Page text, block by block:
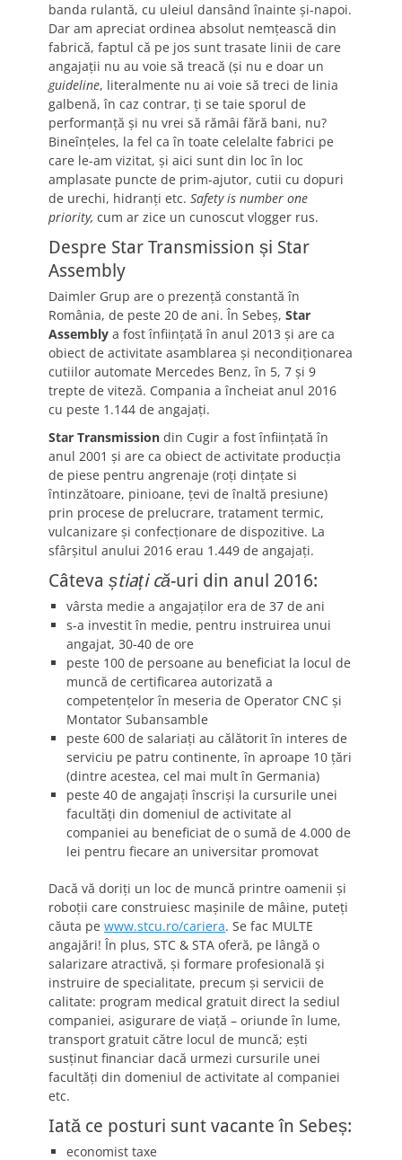
banda rulantă, cu uleiul dansând înainte și-napoi.
Dar am apreciat ordinea absolut nemțească din
fabrică, faptul că pe jos sunt trasate linii de care
angajații nu au voie să treacă (și nu e doar un
guideline, literalmente nu ai voie să treci de linia
galbenă, în caz contrar, ți se taie sporul de
performanță și nu vrei să rămâi fără bani, nu?
Bineînțeles, la fel ca în toate celelalte fabrici pe
care le-am vizitat, și aici sunt din loc în loc
amplasate puncte de prim-ajutor, cutii cu dopuri
de urechi, hidranți etc. Safety is number one
priority, cum ar zice un cunoscut vlogger rus.
Despre Star Transmission și Star
Assembly
Daimler Grup are o prezență constantă în
România, de peste 20 de ani. În Sebeș, Star
Assembly a fost înființată în anul 2013 și are ca
obiect de activitate asamblarea și necondiționarea
cutiilor automate Mercedes Benz, în 5, 7 și 9
trepte de viteză. Compania a încheiat anul 2016
cu peste 1.144 de angajați.
Star Transmission din Cugir a fost înființată în
anul 2001 și are ca obiect de activitate producția
de piese pentru angrenaje (roți dințate si
întinzătoare, pinioane, țevi de înaltă presiune)
prin procese de prelucrare, tratament termic,
vulcanizare și confecționare de dispozitive. La
sfârșitul anului 2016 erau 1.449 de angajați.
Câteva știați că-uri din anul 2016:
vârsta medie a angajaților era de 37 de ani
s-a investit în medie, pentru instruirea unui
angajat, 30-40 de ore
peste 100 de persoane au beneficiat la locul de
muncă de certificarea autorizată a
competențelor în meseria de Operator CNC și
Montator Subansamble
peste 600 de salariați au călătorit în interes de
serviciu pe patru continente, în aproape 10 țări
(dintre acestea, cel mai mult în Germania)
peste 40 de angajați înscriși la cursurile unei
facultăți din domeniul de activitate al
companiei au beneficiat de o sumă de 4.000 de
lei pentru fiecare an universitar promovat
Dacă vă doriți un loc de muncă printre oamenii și
roboții care construiesc mașinile de mâine, puteți
căuta pe www.stcu.ro/cariera. Se fac MULTE
angajări! În plus, STC & STA oferă, pe lângă o
salarizare atractivă, și formare profesională și
instruire de specialitate, precum și servicii de
calitate: program medical gratuit direct la sediul
companiei, asigurare de viață – oriunde în lume,
transport gratuit către locul de muncă; ești
susținut financiar dacă urmezi cursurile unei
facultăți din domeniul de activitate al companiei
etc.
Iată ce posturi sunt vacante în Sebeș:
economist taxe